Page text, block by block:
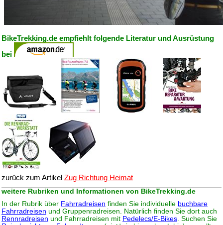
BikeTrekking.de empfiehlt folgende Literatur und Ausrüstung
bei
zurück zum Artikel Zug Richtung Heimat
weitere Rubriken und Informationen von BikeTrekking.de
In der Rubrik über Fahrradreisen finden Sie individuelle buchbare
Fahrradreisen und Gruppenradreisen. Natürlich finden Sie dort auch
Rennradreisen und Fahrradreisen mit Pedelecs/E-Bikes. Suchen Sie